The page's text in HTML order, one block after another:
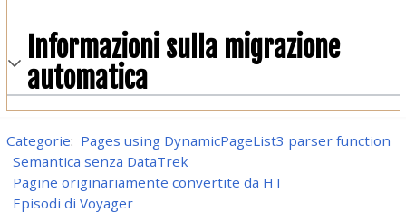
Informazioni sulla migrazione
automatica
Categorie: Pages using DynamicPageList3 parser function
Semantica senza DataTrek
Pagine originariamente convertite da HT
Episodi di Voyager